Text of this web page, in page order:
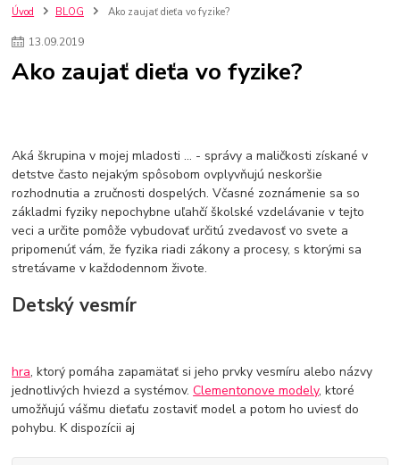
szco nakup bez dph
Smart hodinky pre deti
Plyšový macovia
Lego Star Wars
Darčeky na Vianoce 2019
L.O.L. Surprise bábiky
L.O.L. Surprise autíčka
L.O.L. Surprise zvieratká
L.O.L. Surprise hračky
L.O.L. Surprise domčeky
L.O.L. Surprise postavičky
L.O.L. Surprise zberateľské figúrky
L.O.L. OMG Bábiky
Úvod BLOG Ako zaujať dieťa vo fyzike?
13.09.2019
Ako zaujať dieťa vo fyzike?
Aká škrupina v mojej mladosti ... - správy a maličkosti získané v
detstve často nejakým spôsobom ovplyvňujú neskoršie
rozhodnutia a zručnosti dospelých. Včasné zoznámenie sa so
základmi fyziky nepochybne uľahčí školské vzdelávanie v tejto
veci a určite pomôže vybudovať určitú zvedavosť vo svete a
pripomenúť vám, že fyzika riadi zákony a procesy, s ktorými sa
stretávame v každodennom živote.
Detský vesmír
hra, ktorý pomáha zapamätať si jeho prvky vesmíru alebo názvy
jednotlivých hviezd a systémov.Clementonove modely, ktoré
umožňujú vášmu dieťaťu zostaviť model a potom ho uviesť do
pohybu. K dispozícii aj